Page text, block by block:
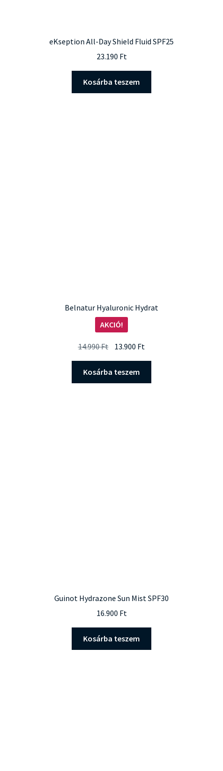
eKseption All-Day Shield Fluid SPF25
23.190 Ft
Kosárba teszem
Belnatur Hyaluronic Hydrat
AKCIÓ!
14.990Ft Original
price
was:
14.990 Ft.
13.900 Ft
price
13.900 Ft.
Kosárba teszem
Guinot Hydrazone Sun Mist SPF30
16.900 Ft
Kosárba teszem